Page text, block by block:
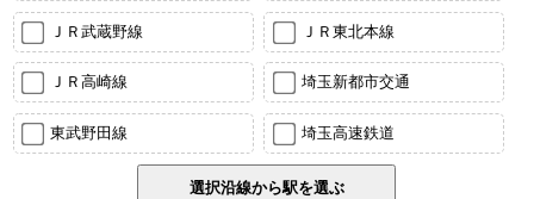
ＪＲ武蔵野線 ＪＲ東北本線
ＪＲ高崎線 埼玉新都市交通
東武野田線 埼玉高速鉄道